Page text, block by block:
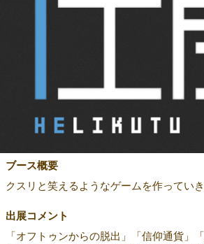
ブース概要
クスリと笑えるようなゲームを作っていき
出展コメント
「オフトゥンからの脱出」「信仰通貨」